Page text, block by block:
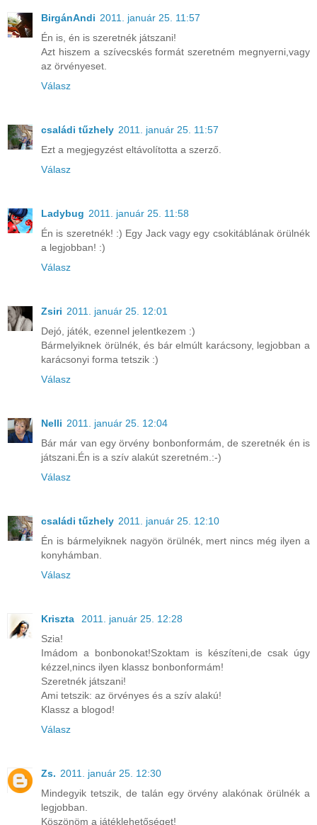
BirgánAndi 2011. január 25. 11:57
Én is, én is szeretnék játszani!
Azt hiszem a szívecskés formát szeretném megnyerni,vagy
az örvényeset.
Válasz
családi tűzhely 2011. január 25. 11:57
Ezt a megjegyzést eltávolította a szerző.
Válasz
Ladybug 2011. január 25. 11:58
Én is szeretnék! :) Egy Jack vagy egy csokitáblának örülnék
a legjobban! :)
Válasz
Zsiri 2011. január 25. 12:01
Dejó, játék, ezennel jelentkezem :)
Bármelyiknek örülnék, és bár elmúlt karácsony, legjobban a
karácsonyi forma tetszik :)
Válasz
Nelli 2011. január 25. 12:04
Bár már van egy örvény bonbonformám, de szeretnék én is
játszani.Én is a szív alakút szeretném.:-)
Válasz
családi tűzhely 2011. január 25. 12:10
Én is bármelyiknek nagyön örülnék, mert nincs még ilyen a
konyhámban.
Válasz
Kriszta
2011. január 25. 12:28
Szia!
Imádom a bonbonokat!Szoktam is készíteni,de csak úgy
kézzel,nincs ilyen klassz bonbonformám!
Szeretnék játszani!
Ami tetszik: az örvényes és a szív alakú!
Klassz a blogod!
Válasz
Zs. 2011. január 25. 12:30
Mindegyik tetszik, de talán egy örvény alakónak örülnék a
legjobban.
Köszönöm a játéklehetőséget!